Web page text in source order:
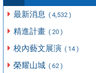
最新消息 ( 4,532 )
精進計畫 ( 20 )
校內藝文展演 ( 14 )
榮耀山城 ( 62 )